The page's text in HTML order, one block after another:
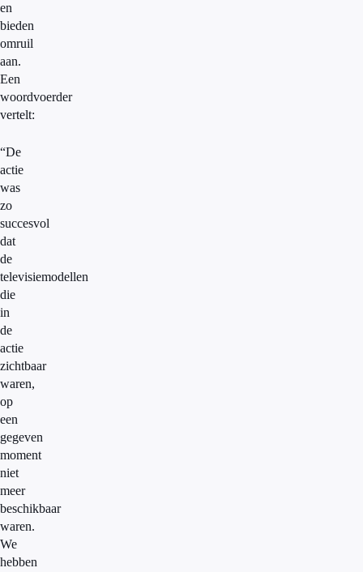
en
bieden
omruil
aan.
Een
woordvoerder
vertelt:
“De
actie
was
zo
succesvol
dat
de
televisiemodellen
die
in
de
actie
zichtbaar
waren,
op
een
gegeven
moment
niet
meer
beschikbaar
waren.
We
hebben